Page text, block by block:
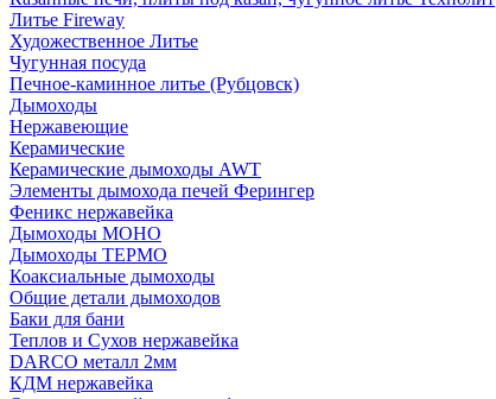
Литье Fireway
Художественное Литье
Чугунная посуда
Печное-каминное литье (Рубцовск)
Дымоходы
Нержавеющие
Керамические
Керамические дымоходы AWT
Элементы дымохода печей Ферингер
Феникс нержавейка
Дымоходы МОНО
Дымоходы ТЕРМО
Коаксиальные дымоходы
Общие детали дымоходов
Баки для бани
Теплов и Сухов нержавейка
DARCO металл 2мм
КДМ нержавейка